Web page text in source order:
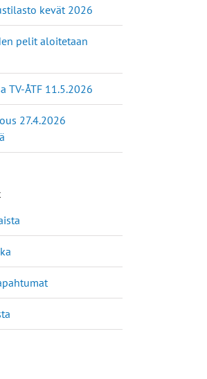
kevät 2026
pelit aloitetaan
TV-ÅTF 11.5.2026
27.4.2026